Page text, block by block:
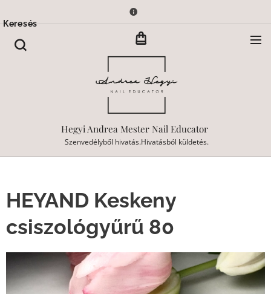
Hegyi Andrea Mester Nail Educator
Szenvedélyből hivatás.Hivatásból küldetés.
Keresés
HEYAND Keskeny
csiszológyűrű 80